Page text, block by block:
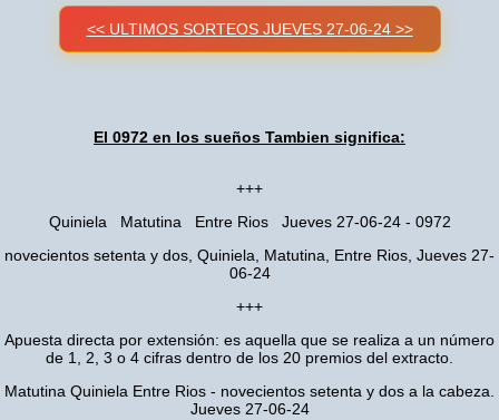
<< ULTIMOS SORTEOS JUEVES 27-06-24 >>
El 0972 en los sueños Tambien significa:
+++
Quiniela Matutina Entre Rios Jueves 27-06-24 - 0972
novecientos setenta y dos, Quiniela, Matutina, Entre Rios, Jueves 27-
06-24
+++
Apuesta directa por extensión: es aquella que se realiza a un número
de 1, 2, 3 o 4 cifras dentro de los 20 premios del extracto.
Matutina Quiniela Entre Rios - novecientos setenta y dos a la cabeza.
Jueves 27-06-24